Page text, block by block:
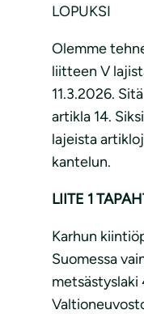
LOPUKSI
Olemme
liitteen V
11.3.2026.
artikla 14.
lajeista
kantelun.
LIITE 1
Karhun
Suomessa
metsästyslaki